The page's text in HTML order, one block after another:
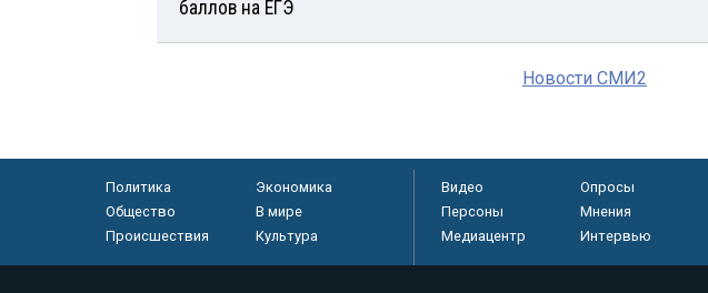
баллов на ЕГЭ
Новости СМИ2
Политика
Экономика
Общество
В мире
Происшествия
Культура
Видео Опросы
Персоны
Мнения
Медиацентр
Интервью